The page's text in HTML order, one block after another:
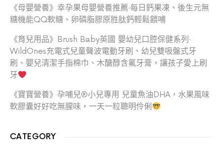
《母嬰營養》幸孕果母嬰營養推薦‧每日鈣果凍、後生元無
糖機能QQ軟糖、卵磷脂膠原胜肽鈣輕鬆餵哺
《育兒用品》Brush Baby英國 嬰幼兒口腔保健系列‧
WildOnes充電式兒童聲波電動牙刷、幼兒雙吸盤式牙
刷、嬰兒清潔手指棉巾、木醣醇含氟牙膏，讓孩子愛上刷
牙
《寶寶營養》孕哺兒®小兒專用 兒童魚油DHA，水果風味
軟膠囊好好吃無腥味，一天一粒聰明伶俐
CATEGORY